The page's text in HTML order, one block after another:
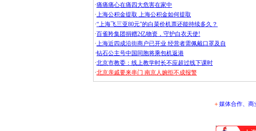
·痛痛痛心在痛四大危害在家中
·上海公积金提取 上海公积金如何提取
·“上海飞三亚80元”的白菜价机票还能持续多久？
·百雀羚集团捐赠2亿物资，守护白衣天使!
·上海近四成沿街商户已开业 经营者需佩戴口罩及自
·钻石公主号中国同胞将乘包机返港
·北京市教委：线上教学时长不应超过线下课时
·北京亲戚要来串门 南京人婉拒不成报警
＋媒体合作、商